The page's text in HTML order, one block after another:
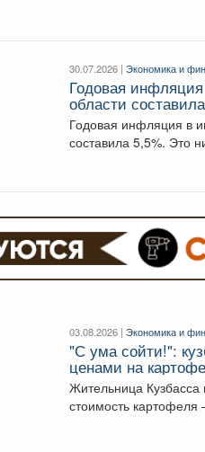
30.07.2026 |Экономика и
Годовая
области
Годовая инфляция в
составила 5,5%. Это
03.08.2026 |Экономика и
"С ума сойти!":
ценами на
Жительница Кузбасса
стоимость картофеля